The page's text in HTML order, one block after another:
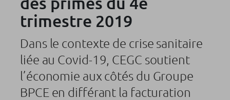
trimestre 2019
Dans le contexte de crise sanitaire
liée au Covid-19, CEGC soutient
l’économie aux côtés du Groupe
BPCE en différant la facturation